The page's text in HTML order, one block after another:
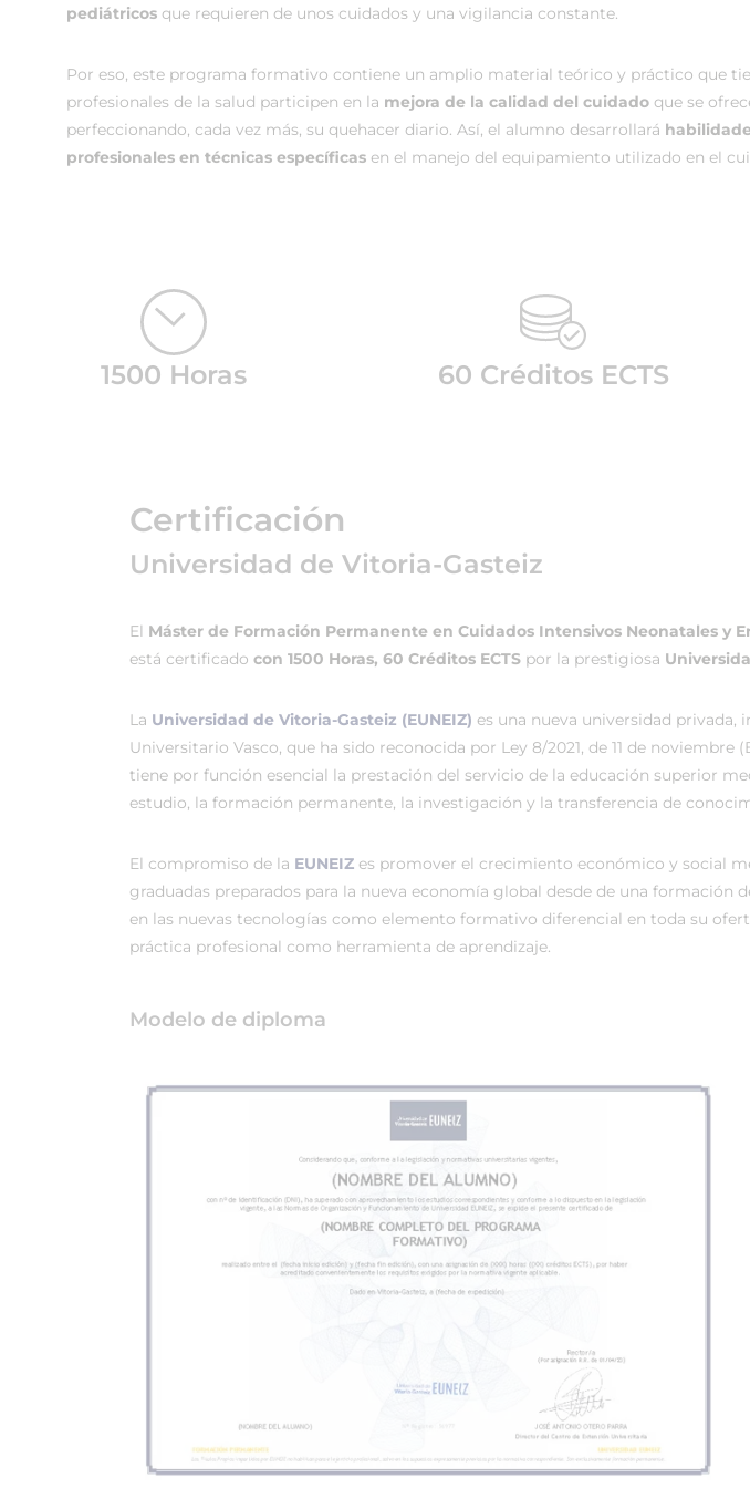
pediátricos que requieren de unos cuidados y una vigilancia constante.
Por eso, este programa formativo contiene un amplio material teórico y práctico que
profesionales de la salud participen en la mejora de la calidad del cuidado que se
perfeccionando, cada vez más, su quehacer diario. Así, el alumno desarrollará
profesionales en técnicas específicas en el manejo del equipamiento utilizado en el
1500 Horas 60 Créditos ECTS
Certificación
Universidad de Vitoria-Gasteiz
El Máster de Formación Permanente en Cuidados Intensivos Neonatales y
está certificado con 1500 Horas, 60 Créditos ECTS por la prestigiosa
La Universidad de Vitoria-Gasteiz (EUNEIZ) es una nueva universidad privada,
Universitario Vasco, que ha sido reconocida por Ley 8/2021, de 11 de noviembre
tiene por función esencial la prestación del servicio de la educación superior
estudio, la formación permanente, la investigación y la transferencia de
El compromiso de la EUNEIZ es promover el crecimiento económico y social
graduadas preparados para la nueva economía global desde de una formación
en las nuevas tecnologías como elemento formativo diferencial en toda su
práctica profesional como herramienta de aprendizaje.
Modelo de diploma